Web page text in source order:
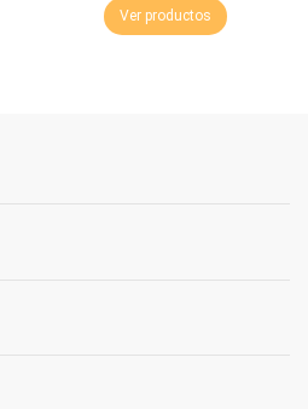
Ver productos